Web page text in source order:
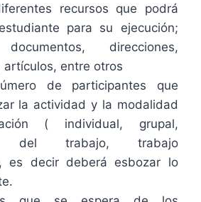
recursos que podrá
para su ejecución;
direcciones,
artículos, entre otros
de participantes que
la actividad y la modalidad
( individual, grupal,
del trabajo, trabajo
es decir deberá esbozar lo